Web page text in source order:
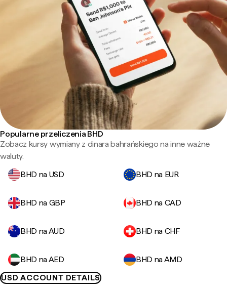
Popularne przeliczenia BHD
Zobacz kursy wymiany z dinara bahrańskiego na inne ważne
waluty.
BHD na USD
BHD na EUR
BHD na GBP BHD na CAD
BHD na AUD BHD na CHF
BHD na AED
BHD na AMD
USD ACCOUNT DETAILS